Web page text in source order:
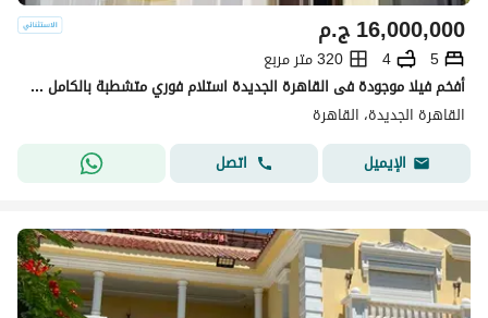
ج.م16,000,000
5
4
320 متر مربع
أفخم فيلا موجودة فى القاهرة الجديدة استلام فوري متشطبة بالكامل بكاش 16 مليون فقط
القاهرة الجديدة، القاهرة
الإيميل
اتصل